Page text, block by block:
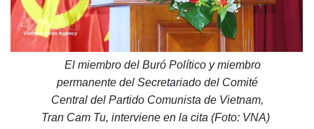
El miembro del Buró Político y miembro
permanente del Secretariado del Comité
Central del Partido Comunista de Vietnam,
Tran Cam Tu, interviene en la cita (Foto: VNA)